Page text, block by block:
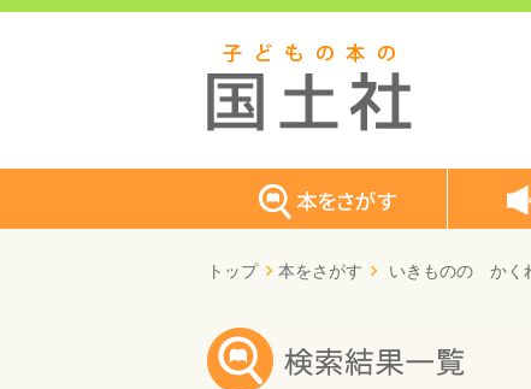
トップ 本をさがす いきものの か